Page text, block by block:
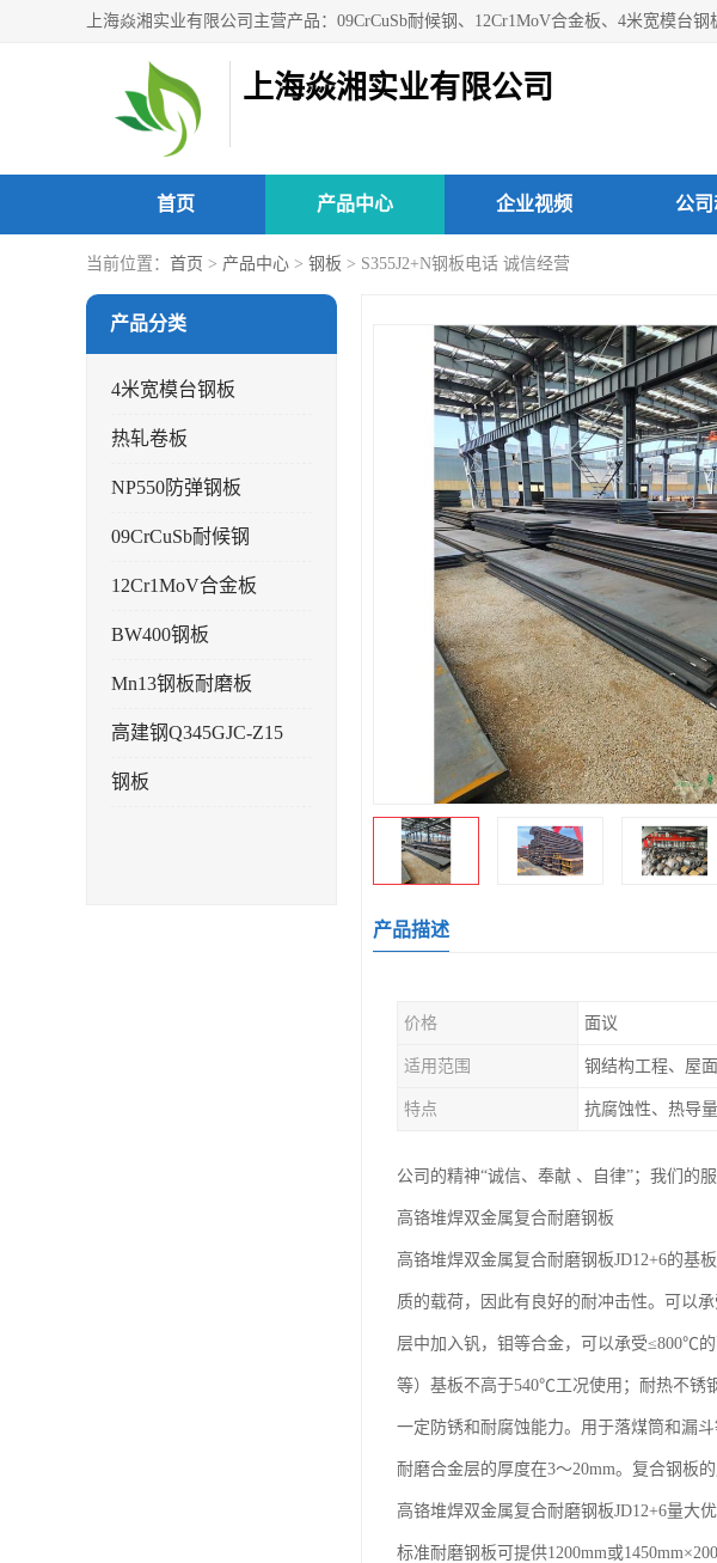
上海焱湘实业有限公司
首页 产品中心 企业视频 公
当前位置： 首页 > 产品中心 > 钢板 > S355J2+N钢板电话 诚信经营
产品分类
4米宽模台钢板
热轧卷板
NP550防弹钢板
09CrCuSb耐候钢
12Cr1MoV合金板
BW400钢板
Mn13钢板耐磨板
高建钢Q345GJC-Z15
钢板
产品描述
价格 面议
适用范围 钢结构工程、屋
特点
公司的精神“诚信、奉献 、自律”；我们的
高铬堆焊双金属复合耐磨钢板
高铬堆焊双金属复合耐磨钢板JD12+6的基
质的载荷，因此有良好的耐冲击性。可以
层中加入钒，钼等合金，可以承受≤800℃
等）基板不高于540℃工况使用；耐热不锈
一定防锈和耐腐蚀能力。用于落煤筒和漏
耐磨合金层的厚度在3～20mm。复合钢板
高铬堆焊双金属复合耐磨钢板JD12+6量大
标准耐磨钢板可提供1200mm或